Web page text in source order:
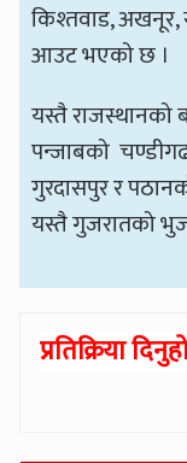
किश्तवाड, अखनूर,
आउट भएको छ ।
यस्तै राजस्थानको
पन्जाबको
गुरदासपुर र
यस्तै गुजरातको
प्रतिक्रिया